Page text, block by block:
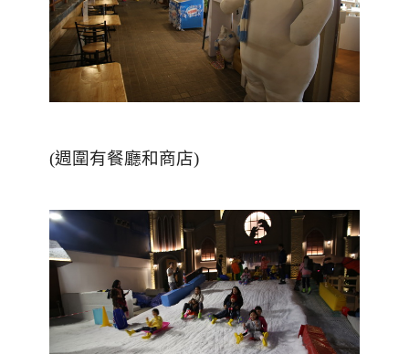
(週圍有餐廳和商店)